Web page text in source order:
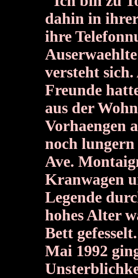
dahin in
ihre
versteht
Freunde
aus der
Vorhaengen
noch lungern
Ave.
Kranwagen
Legende
hohes Alter
Bett
Mai 1992